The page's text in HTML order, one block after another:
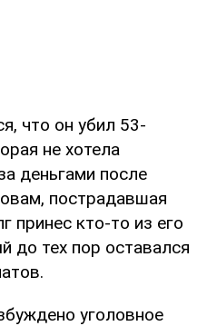
что он убил 53-
не хотела
деньгами после
пострадавшая
принес кто-то из его
до тех пор оставался
уголовное